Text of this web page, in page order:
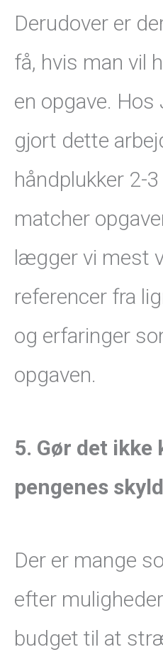
Derudover er
få, hvis man vil
en opgave. Hos
gjort dette
håndplukker 2-
matcher
lægger vi mest
referencer fra
og erfaringer
opgaven.
5. Gør det ikke
pengenes skyld
Der er mange
efter
budget til at